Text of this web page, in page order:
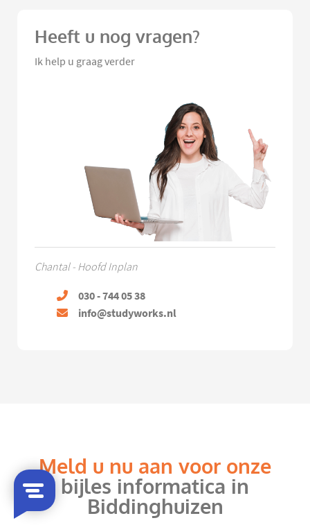
Heeft u nog vragen?
Ik help u graag verder
Chantal - Hoofd Inplan
030 - 744 05 38
info@studyworks.nl
Meld u nu aan voor onze
bijles informatica in
Biddinghuizen